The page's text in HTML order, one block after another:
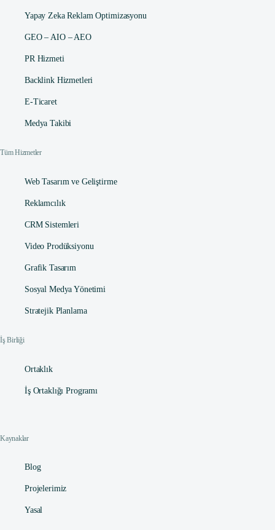
Yapay Zeka Reklam Optimizasyonu
GEO – AIO – AEO
PR Hizmeti
Backlink Hizmetleri
E-Ticaret
Medya Takibi
Tüm Hizmetler
Web Tasarım ve Geliştirme
Reklamcılık
CRM Sistemleri
Video Prodüksiyonu
Grafik Tasarım
Sosyal Medya Yönetimi
Stratejik Planlama
İş Birliği
Ortaklık
İş Ortaklığı Programı
Kaynaklar
Blog
Projelerimiz
Yasal